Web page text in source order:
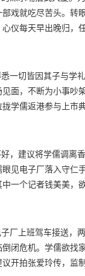
。心仪认定守仁见
戏就吃尽苦头。转
仪每天早出晚归，
被人非礼，学礼替
仪掴了一巴。两人
面，不断为小事吵
学儒返港参与上市
生活，学礼不禁对
娟接学儒电话告知
动出席上市仪式，
。
见电子厂落入守仁
一个记者钱美美，
指他的迷信思想要
更找心思帮忙。岂
闭危机。学儒欲找
开拍张爱玲传，监